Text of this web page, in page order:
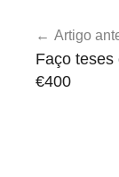
de
artigos
Artigo
Faço teses
€400